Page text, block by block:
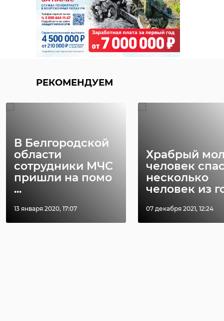
РЕКОМЕНДУЕМ
В Белгородской
области
сотрудники МЧС
пришли на помо
...
13 января 2020, 17:07
Храбрый
человек
несколько
человек из
07 декабря 2021, 12:24